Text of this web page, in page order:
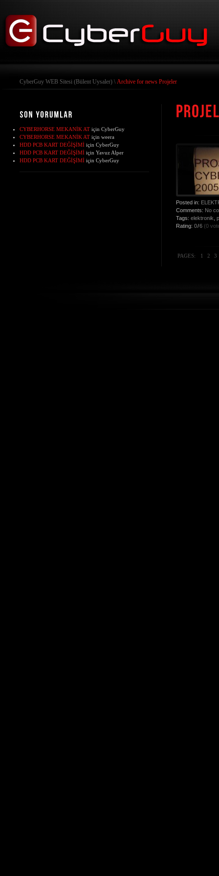
CyberGuy WEB Sitesi (Bülent Uysaler) \ Archive for news Projeler
Posted in:
Comments: No
Tags: elektronik
Rating: 0/6 (0
PAGES: 1 2 3
CYBERHORSE MEKANİK AT için CyberGuy
CYBERHORSE MEKANİK AT için weera
HDD PCB KART DEĞİŞİMİ için CyberGuy
HDD PCB KART DEĞİŞİMİ için Yavuz Alper
HDD PCB KART DEĞİŞİMİ için CyberGuy